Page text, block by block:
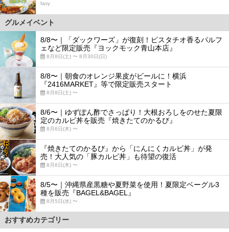
favy
グルメイベント
8/8〜｜「ダックワーズ」が復刻！ピスタチオ香るパルフ
ェなど限定販売『ヨックモック青山本店』
8月8日(土) 〜 8月30日(日)
8/8〜｜朝食のオレンジ果皮がビールに！横浜
『2416MARKET』等で限定販売スタート
8月8日(土) 〜
8/6〜｜ゆずぽん酢でさっぱり！大根おろしをのせた夏限
定のカルビ丼を販売『焼きたてのかるび』
8月6日(木) 〜
『焼きたてのかるび』から「にんにくカルビ丼」が発
売！大人気の「豚カルビ丼」も待望の復活
8月6日(木) 〜
8/5〜｜沖縄県産黒糖や夏野菜を使用！夏限定ベーグル3
種を販売『BAGEL&BAGEL』
8月5日(水) 〜
おすすめカテゴリー